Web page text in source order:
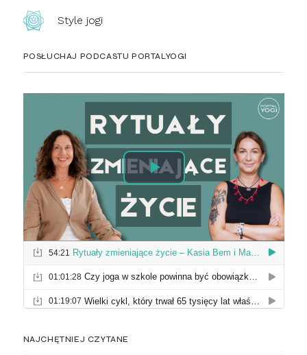
Style jogi
POSŁUCHAJ PODCASTU PORTALYOGI
NAJCHĘTNIEJ CZYTANE